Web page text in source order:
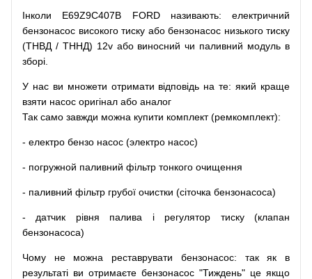
Інколи E69Z9C407B FORD називають:
електричний
бензонасос високого тиску або бензонасос низького тиску
(ТНВД / ТННД) 12v або виносний чи паливний модуль в
зборі
У нас ви множети отримати відповідь на те: який краще
взяти насос оригінал або аналог
Так само завжди можна купити комплект (ремкомплект):
- електро бензо насос (электро насос)
- погружной паливний фільтр тонкого очищення
- паливний фільтр грубої очистки (сіточка бензонасоса)
- датчик рівня палива і регулятор тиску (клапан
бензонасоса)
Чому не можна реставрувати бензонасос: так як
в
результаті ви отримаєте бензонасос "Тиждень" це якщо